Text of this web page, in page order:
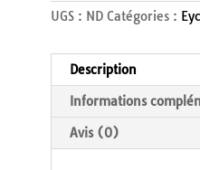
UGS : ND Catégories :
Description
Informations
Avis (0)